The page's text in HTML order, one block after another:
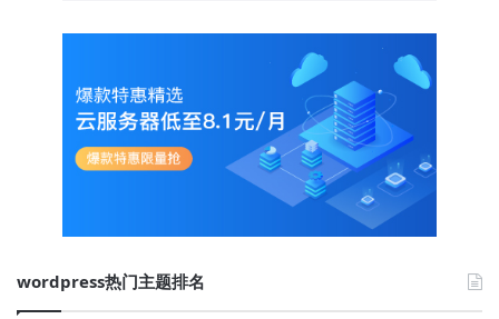
wordpress热门主题排名